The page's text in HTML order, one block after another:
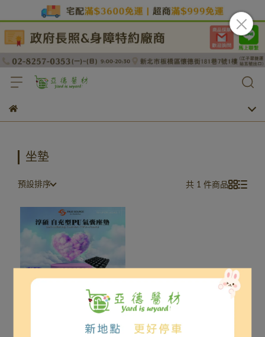
坐墊
預設排序 共 1 件商品
淳碩 TS-UF05 自充型PU
氣囊座墊(非補助款)